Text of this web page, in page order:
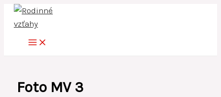
Preskočiť
Foto MV 3